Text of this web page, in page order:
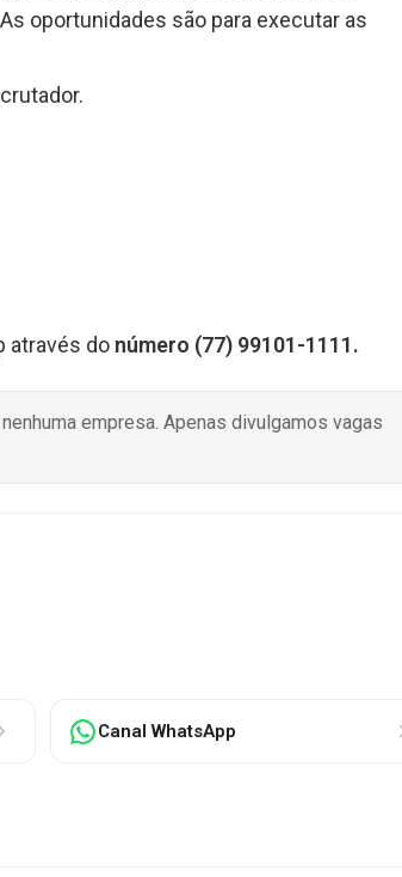
As oportunidades são para executar as
através do número (77) 99101-1111.
empresa. Apenas divulgamos vagas
Canal WhatsApp